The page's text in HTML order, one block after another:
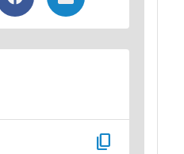
content_copy